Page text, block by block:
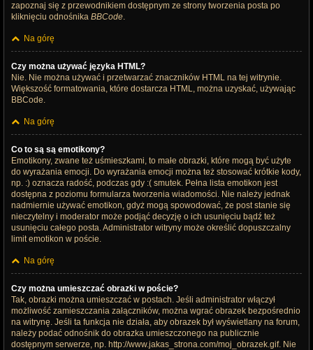
zapoznaj się z przewodnikiem dostępnym ze strony tworzenia posta po
kliknięciu odnośnika BBCode.
Na górę
Czy można używać języka HTML?
Nie. Nie można używać i przetwarzać znaczników HTML na tej witrynie.
Większość formatowania, które dostarcza HTML, można uzyskać, używając
BBCode.
Na górę
Co to są są emotikony?
Emotikony, zwane też uśmieszkami, to małe obrazki, które mogą być użyte
do wyrażania emocji. Do wyrażania emocji można też stosować krótkie kody,
np. :) oznacza radość, podczas gdy :( smutek. Pełna lista emotikon jest
dostępna z poziomu formularza tworzenia wiadomości. Nie należy jednak
nadmiernie używać emotikon, gdyż mogą spowodować, że post stanie się
nieczytelny i moderator może podjąć decyzję o ich usunięciu bądź też
usunięciu całego posta. Administrator witryny może określić dopuszczalny
limit emotikon w poście.
Na górę
Czy można umieszczać obrazki w poście?
Tak, obrazki można umieszczać w postach. Jeśli administrator włączył
możliwość zamieszczania załączników, można wgrać obrazek bezpośrednio
na witrynę. Jeśli ta funkcja nie działa, aby obrazek był wyświetlany na forum,
należy podać odnośnik do obrazka umieszczonego na publicznie
dostępnym serwerze, np. http://www.jakas_strona.com/moj_obrazek.gif. Nie